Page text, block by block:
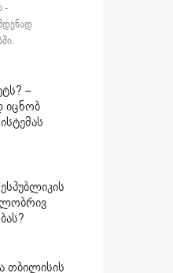
-
–
იცნობ
თბილისის